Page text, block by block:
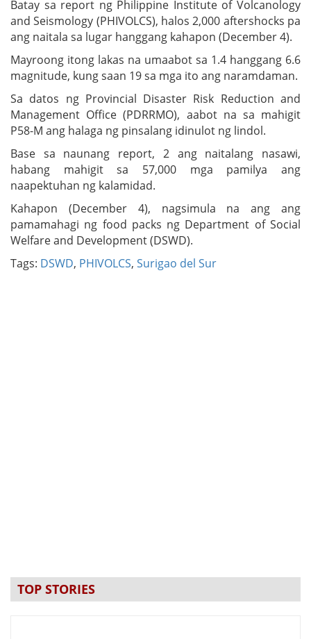
Batay sa report ng Philippine Institute of Volcanology
and Seismology (PHIVOLCS), halos 2,000 aftershocks pa
ang naitala sa lugar hanggang kahapon (December 4).
Mayroong itong lakas na umaabot sa 1.4 hanggang 6.6
magnitude, kung saan 19 sa mga ito ang naramdaman.
Sa datos ng Provincial Disaster Risk Reduction and
Management Office (PDRRMO), aabot na sa mahigit
P58-M ang halaga ng pinsalang idinulot ng lindol.
Base sa naunang report, 2 ang naitalang nasawi,
habang mahigit sa 57,000 mga pamilya ang
naapektuhan ng kalamidad.
Kahapon (December 4), nagsimula na ang ang
pamamahagi ng food packs ng Department of Social
Welfare and Development (DSWD).
Tags: DSWD, PHIVOLCS, Surigao del Sur
TOP STORIES